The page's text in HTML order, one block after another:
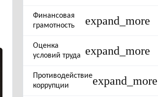
Финансовая
грамотность
expand_more
Оценка
условий труда
expand_more
Противодействие
коррупции
expand_more